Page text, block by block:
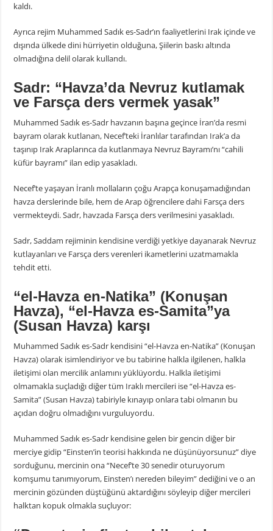
kaldı.
Ayrıca rejim Muhammed Sadık es-Sadr’ın faaliyetlerini Irak içinde ve
dışında ülkede dini hürriyetin olduğuna, Şiilerin baskı altında
olmadığına delil olarak kullandı.
Sadr: “Havza’da Nevruz kutlamak
ve Farsça ders vermek yasak”
Muhammed Sadık es-Sadr havzanın başına geçince İran’da resmi
bayram olarak kutlanan, Necef’teki İranlılar tarafından Irak’a da
taşınıp Irak Araplarınca da kutlanmaya Nevruz Bayramı’nı “cahili
küfür bayramı” ilan edip yasakladı.
Necef’te yaşayan İranlı mollaların çoğu Arapça konuşamadığından
havza derslerinde bile, hem de Arap öğrencilere dahi Farsça ders
vermekteydi. Sadr, havzada Farsça ders verilmesini yasakladı.
Sadr, Saddam rejiminin kendisine verdiği yetkiye dayanarak Nevruz
kutlayanları ve Farsça ders verenleri ikametlerini uzatmamakla
tehdit etti.
“el-Havza en-Natika” (Konuşan
Havza), “el-Havza es-Samita”ya
(Susan Havza) karşı
Muhammed Sadık es-Sadr kendisini “el-Havza en-Natika” (Konuşan
Havza) olarak isimlendiriyor ve bu tabirine halkla ilgilenen, halkla
iletişimi olan mercilik anlamını yüklüyordu. Halkla iletişimi
olmamakla suçladığı diğer tüm Iraklı mercileri ise “el-Havza es-
Samita” (Susan Havza) tabiriyle kınayıp onlara tabi olmanın bu
açıdan doğru olmadığını vurguluyordu.
Muhammed Sadık es-Sadr kendisine gelen bir gencin diğer bir
merciye gidip “Einsten’in teorisi hakkında ne düşünüyorsunuz” diye
sorduğunu, mercinin ona “Necef’te 30 senedir oturuyorum
komşumu tanımıyorum, Einsten’ı nereden bileyim” dediğini ve o an
mercinin gözünden düştüğünü aktardığını söyleyip diğer mercileri
halktan kopuk olmakla suçluyor: